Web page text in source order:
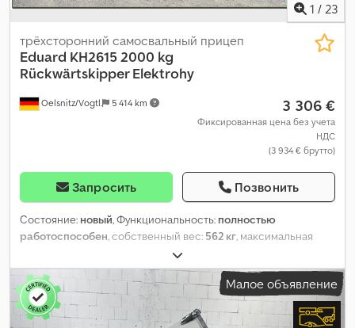
1 / 23
Oelsnitz/Vogtl. 5 414 km
трёхсторонний самосвальный прицеп
Eduard KH2615 2000 kg
Rückwärtskipper Elektrohy
3 306 €
Фиксированная цена без учета
НДС
(3 934 € брутто)
Запросить Позвонить
Состояние: новый, Функциональность: полностью
работоспособен, собственный вес: 562 кг, максимальная
, общий вес:
конфигурация осей:2 оси, длина грузового отсека:2 560 мм,
ширина пространства для загрузки:1 500 мм, высота
грузового отсека:
300 мм , общая длина: 3 850 мм
, общая
ширина:1 620 мм , размер шины:155/80R13
, тормоз прицепа:
Малое объявление